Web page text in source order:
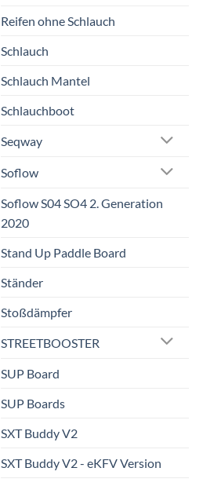
Reifen ohne Schlauch
Schlauch
Schlauch Mantel
Schlauchboot
Seqway
Soflow
Soflow S04 SO4 2. Generation
2020
Stand Up Paddle Board
Ständer
Stoßdämpfer
STREETBOOSTER
SUP Board
SUP Boards
SXT Buddy V2
SXT Buddy V2 - eKFV Version